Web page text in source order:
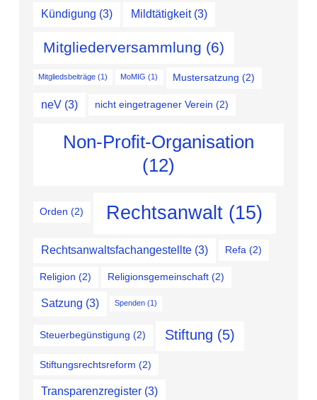
Kündigung (3) Mildtätigkeit(3)
Mitgliederversammlung (6)
Mitgliedsbeiträge (1) MoMIG (1) Mustersatzung (2)
neV(3) nicht eingetragener Verein (2)
Non-Profit-Organisation
(12)
Orden (2) Rechtsanwalt (15)
Rechtsanwaltsfachangestellte(3) Refa (2)
Religion (2) Religionsgemeinschaft (2)
Satzung (3) Spenden (1)
Steuerbegünstigung (2) Stiftung (5)
Stiftungsrechtsreform (2)
Transparenzregister(3)